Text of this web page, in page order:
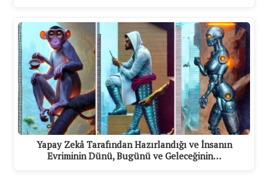
Yapay Zekâ Tarafından Hazırlandığı ve İnsanın
Evriminin Dünü, Bugünü ve Geleceğinin…